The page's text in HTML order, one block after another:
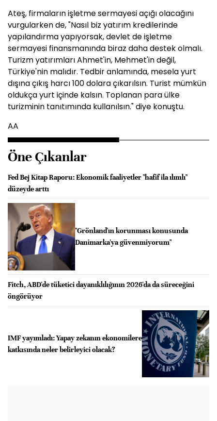
Ateş, firmaların işletme sermayesi açığı olacağını
vurgularken de, "Nasıl biz yatırım kredilerinde
yapılandırma yapıyorsak, devlet de işletme
sermayesi finansmanında biraz daha destek olmalı.
Turizm yatırımları Ahmet'in, Mehmet'in değil,
Türkiye'nin malıdır. Tedbir anlamında, mesela yurt
dışına çıkış harcı 100 dolara çıkarılsın. Turist mümkün
oldukça yurt içinde kalsın. Toplanan para ülke
turizminin tanıtımında kullanılsın." diye konuştu.
AA
Öne Çıkanlar
Fed Bej Kitap Raporu: Ekonomik faaliyetler "hafif ila ılımlı"
düzeyde arttı
"Grönland'ın korunması konusunda
Danimarka'ya güvenmiyorum"
Fitch, ABD'de tüketici dayanıklılığının 2026'da da süreceğini
öngörüyor
IMF yayımladı: Yapay zekanın ekonomilere
katkısında neler belirleyici olacak?